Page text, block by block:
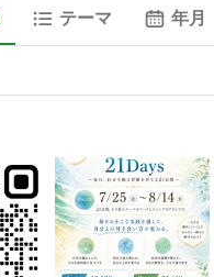
テーマ 年月